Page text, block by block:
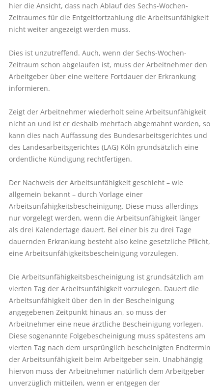
hier die Ansicht, dass nach Ablauf des Sechs-Wochen-
Zeitraumes für die Entgeltfortzahlung die Arbeitsunfähigkeit
nicht weiter angezeigt werden muss.
Dies ist unzutreffend. Auch, wenn der Sechs-Wochen-
Zeitraum schon abgelaufen ist, muss der Arbeitnehmer den
Arbeitgeber über eine weitere Fortdauer der Erkrankung
informieren.
Zeigt der Arbeitnehmer wiederholt seine Arbeitsunfähigkeit
nicht an und ist er deshalb mehrfach abgemahnt worden, so
kann dies nach Auffassung des Bundesarbeitsgerichtes und
des Landesarbeitsgerichtes (LAG) Köln grundsätzlich eine
ordentliche Kündigung rechtfertigen.
Der Nachweis der Arbeitsunfähigkeit geschieht – wie
allgemein bekannt – durch Vorlage einer
Arbeitsunfähigkeitsbescheinigung. Diese muss allerdings
nur vorgelegt werden, wenn die Arbeitsunfähigkeit länger
als drei Kalendertage dauert. Bei einer bis zu drei Tage
dauernden Erkrankung besteht also keine gesetzliche Pflicht,
eine Arbeitsunfähigkeitsbescheinigung vorzulegen.
Die Arbeitsunfähigkeitsbescheinigung ist grundsätzlich am
vierten Tag der Arbeitsunfähigkeit vorzulegen. Dauert die
Arbeitsunfähigkeit über den in der Bescheinigung
angegebenen Zeitpunkt hinaus an, so muss der
Arbeitnehmer eine neue ärztliche Bescheinigung vorlegen.
Diese sogenannte Folgebescheinigung muss spätestens am
vierten Tag nach dem ursprünglich bescheinigten Endtermin
der Arbeitsunfähigkeit beim Arbeitgeber sein. Unabhängig
hiervon muss der Arbeitnehmer natürlich dem Arbeitgeber
unverzüglich mitteilen, wenn er entgegen der